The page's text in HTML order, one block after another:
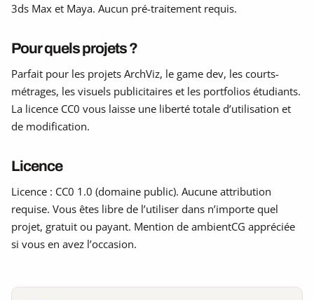
3ds Max et Maya. Aucun pré-traitement requis.
Pour quels projets ?
Parfait pour les projets ArchViz, le game dev, les courts-
métrages, les visuels publicitaires et les portfolios étudiants.
La licence CC0 vous laisse une liberté totale d’utilisation et
de modification.
Licence
Licence : CC0 1.0 (domaine public). Aucune attribution
requise. Vous êtes libre de l’utiliser dans n’importe quel
projet, gratuit ou payant. Mention de ambientCG appréciée
si vous en avez l’occasion.